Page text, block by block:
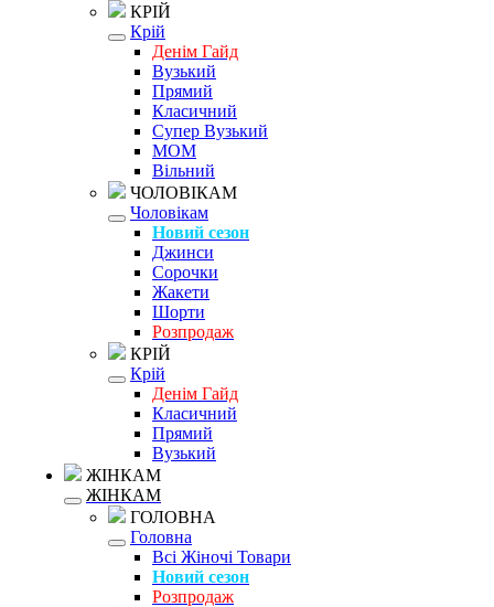
КРІЙ
Крій
Денім Гайд
Вузький
Прямий
Класичний
Супер Вузький
MOM
Вільний
ЧОЛОВІКАМ
Чоловікам
Новий сезон
Джинси
Сорочки
Жакети
Шорти
Розпродаж
КРІЙ
Крій
Денім Гайд
Класичний
Прямий
Вузький
ЖІНКАМ
ЖІНКАМ
ГОЛОВНА
Головна
Всі Жіночі Товари
Новий сезон
Розпродаж